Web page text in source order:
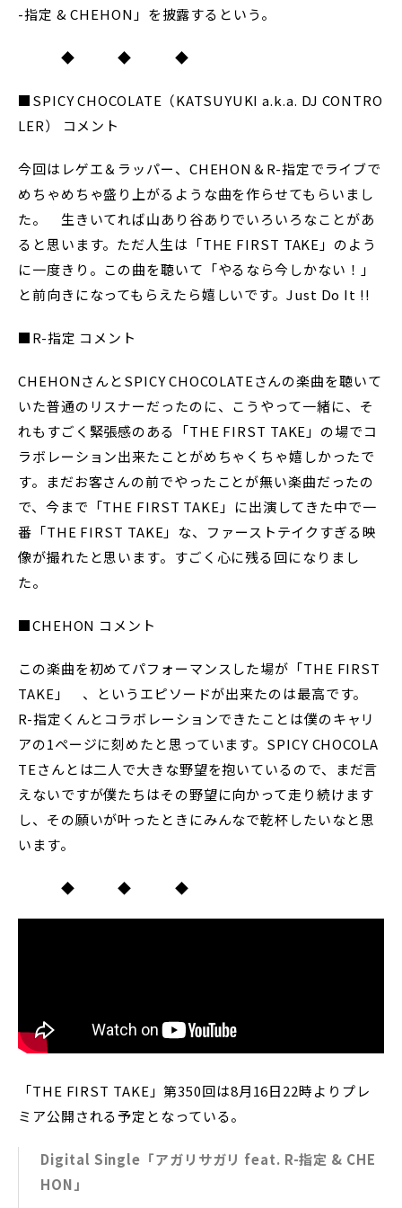
-指定 & CHEHON」を披露するという。
◆ ◆ ◆
■SPICY CHOCOLATE（KATSUYUKI a.k.a. DJ CONTRO
LER） コメント
今回はレゲエ＆ラッパー、CHEHON＆R-指定でライブで
めちゃめちゃ盛り上がるような曲を作らせてもらいまし
た。 生きいてれば山あり谷ありでいろいろなことがあ
ると思います。ただ人生は「THE FIRST TAKE」のよう
に一度きり。この曲を聴いて「やるなら今しかない！」
と前向きになってもらえたら嬉しいです。Just Do It !!
■R-指定 コメント
CHEHONさんとSPICY CHOCOLATEさんの楽曲を聴いて
いた普通のリスナーだったのに、こうやって一緒に、そ
れもすごく緊張感のある「THE FIRST TAKE」の場でコ
ラボレーション出来たことがめちゃくちゃ嬉しかったで
す。まだお客さんの前でやったことが無い楽曲だったの
で、今まで「THE FIRST TAKE」に出演してきた中で一
番「THE FIRST TAKE」な、ファーストテイクすぎる映
像が撮れたと思います。すごく心に残る回になりまし
た。
■CHEHON コメント
この楽曲を初めてパフォーマンスした場が「THE FIRST
TAKE」 、というエピソードが出来たのは最高です。
R-指定くんとコラボレーションできたことは僕のキャリ
アの1ページに刻めたと思っています。SPICY CHOCOLA
TEさんとは二人で大きな野望を抱いているので、まだ言
えないですが僕たちはその野望に向かって走り続けます
し、その願いが叶ったときにみんなで乾杯したいなと思
います。
◆ ◆ ◆
「THE FIRST TAKE」第350回は8月16日22時よりプレ
ミア公開される予定となっている。
Digital Single「アガリサガリ feat. R-指定 & CHE
HON」